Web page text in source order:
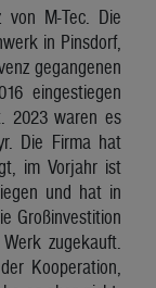
von M-Tec. Die
in Pinsdorf,
gegangenen
eingestiegen
2023 waren es
Die Firma hat
im Vorjahr ist
und hat in
Großinvestition
zugekauft.
Kooperation,